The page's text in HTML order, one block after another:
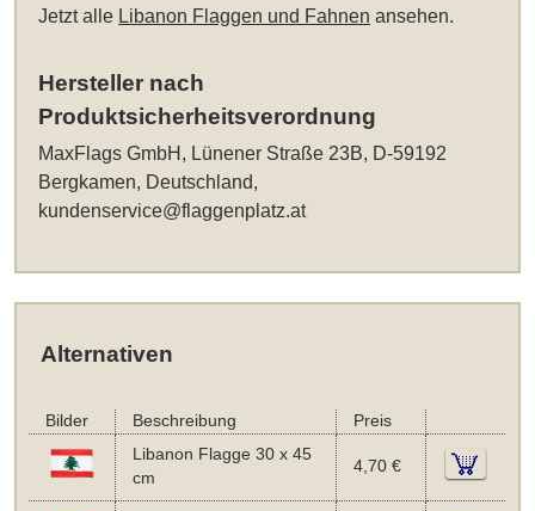
Jetzt alle Libanon Flaggen und Fahnen ansehen.
Hersteller nach
Produktsicherheitsverordnung
MaxFlags GmbH, Lünener Straße 23B, D-59192
Bergkamen, Deutschland,
kundenservice@flaggenplatz.at
Alternativen
Bilder Beschreibung
Preis
Libanon Flagge 30 x 45
cm
4,70 €